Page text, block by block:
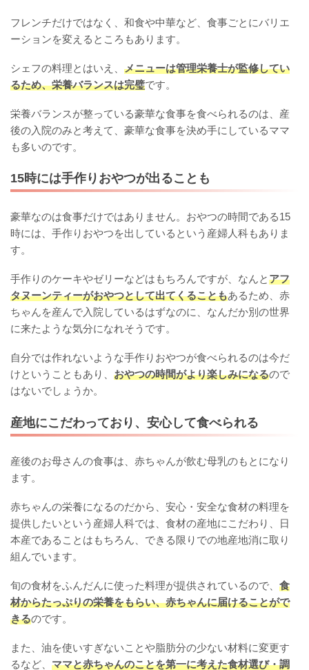
フレンチだけではなく、和食や中華など、食事ごとにバリエ
ーションを変えるところもあります。
シェフの料理とはいえ、 メニューは管理栄養士が監修してい
るため、栄養バランスは完璧です。
栄養バランスが整っている豪華な食事を食べられるのは、産
後の入院のみと考えて、豪華な食事を決め手にしているママ
も多いのです。
15時には手作りおやつが出ることも
豪華なのは食事だけではありません。おやつの時間である15
時には、手作りおやつを出しているという産婦人科もありま
す。
手作りのケーキやゼリーなどはもちろんですが、なんとアフ
タヌーンティーがおやつとして出てくることもあるため、赤
ちゃんを産んで入院しているはずなのに、なんだか別の世界
に来たような気分になれそうです。
自分では作れないような手作りおやつが食べられるのは今だ
けということもあり、 おやつの時間がより楽しみになるので
はないでしょうか。
産地にこだわっており、安心して食べられる
産後のお母さんの食事は、赤ちゃんが飲む母乳のもとになり
ます。
赤ちゃんの栄養になるのだから、安心・安全な食材の料理を
提供したいという産婦人科では、食材の産地にこだわり、日
本産であることはもちろん、できる限りでの地産地消に取り
組んでいます。
旬の食材をふんだんに使った料理が提供されているので、 食
材からたっぷりの栄養をもらい、赤ちゃんに届けることがで
きるのです。
また、油を使いすぎないことや脂肪分の少ない材料に変更す
るなど、 ママと赤ちゃんのことを第一に考えた食材選び・調